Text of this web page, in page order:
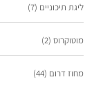
ליגת תיכוניים (7)
מוטוקרוס (2)
מחוז דרום (44)